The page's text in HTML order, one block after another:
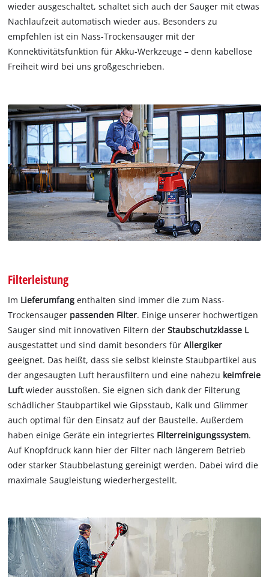
wieder ausgeschaltet, schaltet sich auch der Sauger mit etwas
Nachlaufzeit automatisch wieder aus. Besonders zu
empfehlen ist ein Nass-Trockensauger mit der
Konnektivitätsfunktion für Akku-Werkzeuge – denn kabellose
Freiheit wird bei uns großgeschrieben.
Filterleistung
Im Lieferumfangenthalten sind immer die zum Nass-
Trockensauger passenden Filter. Einige unserer hochwertigen
Sauger sind mit innovativen Filtern derStaubschutzklasse L
ausgestattet und sind damit besonders fürAllergiker
geeignet. Das heißt, dass sie selbst kleinste Staubpartikel aus
der angesaugten Luft herausfiltern und eine nahezu keimfreie
Luftwieder ausstoßen. Sie eignen sich dank der Filterung
schädlicher Staubpartikel wie Gipsstaub, Kalk und Glimmer
auch optimal für den Einsatz auf der Baustelle. Außerdem
haben einige Geräte ein integriertes Filterreinigungssystem.
Auf Knopfdruck kann hier der Filter nach längerem Betrieb
oder starker Staubbelastung gereinigt werden. Dabei wird die
maximale Saugleistung wiederhergestellt.